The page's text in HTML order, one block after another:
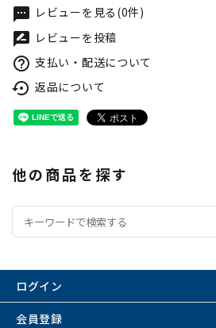
textsms レビューを見る(0件)
rate_review レビューを投稿
help_outline 支払い・配送について
settings_backup_restore 返品について
他の商品を探す
ログイン
会員登録